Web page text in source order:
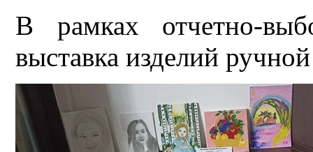
В рамках отчетно-
выставка изделий